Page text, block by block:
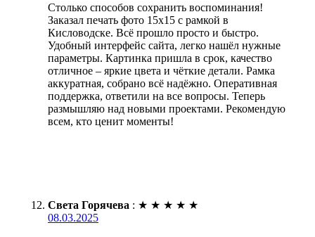
Столько способов сохранить воспоминания!
Заказал печать фото 15х15 с рамкой в
Кисловодске. Всё прошло просто и быстро.
Удобный интерфейс сайта, легко нашёл нужные
параметры. Картинка пришла в срок, качество
отличное – яркие цвета и чёткие детали. Рамка
аккуратная, собрано всё надёжно. Оперативная
поддержка, ответили на все вопросы. Теперь
размышляю над новыми проектами. Рекомендую
всем, кто ценит моменты!
Света Горячева : ★ ★ ★ ★ ★
08.03.2025